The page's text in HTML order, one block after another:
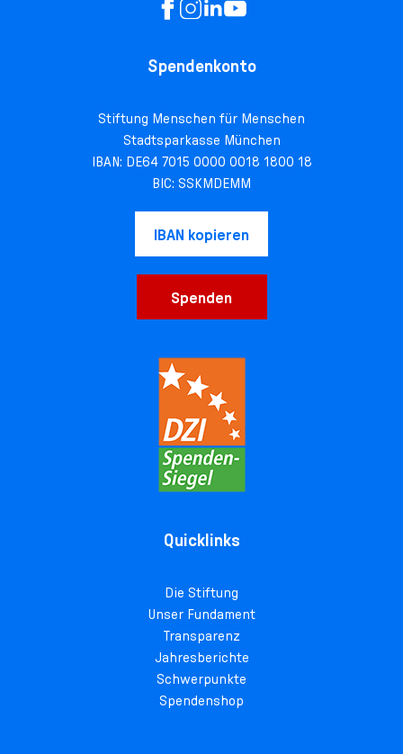
Spendenkonto
Stiftung Menschen für Menschen
Stadtsparkasse München
IBAN: DE64 7015 0000 0018 1800 18
BIC: SSKMDEMM
IBAN kopieren
Spenden
Quicklinks
Die Stiftung
Unser Fundament
Transparenz
Jahresberichte
Schwerpunkte
Spendenshop